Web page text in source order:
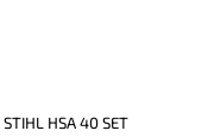
STIHL HSA 40 SET